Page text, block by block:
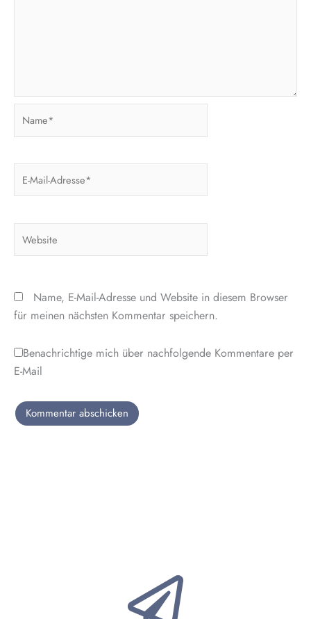
Name, E-Mail-Adresse und Website in diesem Browser
für meinen nächsten Kommentar speichern.
Benachrichtige mich über nachfolgende Kommentare per
E-Mail